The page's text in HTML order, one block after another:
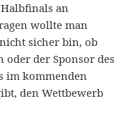
an
wollte man
sicher bin, ob
oder der Sponsor des
im kommenden
den Wettbewerb